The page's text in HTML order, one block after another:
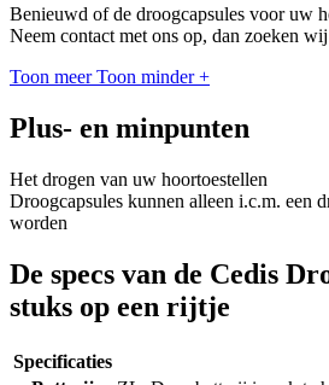
Benieuwd of de droogcapsules voor uw
Neem contact met ons op, dan zoeken
Toon meer Toon minder +
Plus- en minpunten
Het drogen van uw hoortoestellen
Droogcapsules kunnen alleen i.c.m. een
worden
De specs van de Cedis
stuks op een rijtje
Specificaties